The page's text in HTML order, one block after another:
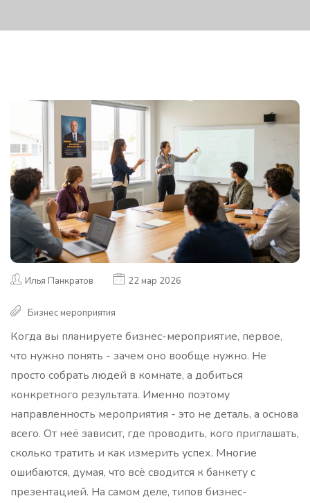
Илья Панкратов 22 мар 2026
Бизнес мероприятия
Когда вы планируете бизнес-мероприятие, первое,
что нужно понять - зачем оно вообще нужно. Не
просто собрать людей в комнате, а добиться
конкретного результата. Именно поэтому
направленность мероприятия - это не деталь, а основа
всего. От неё зависит, где проводить, кого приглашать,
сколько тратить и как измерить успех. Многие
ошибаются, думая, что всё сводится к банкету с
презентацией. На самом деле, типов бизнес-